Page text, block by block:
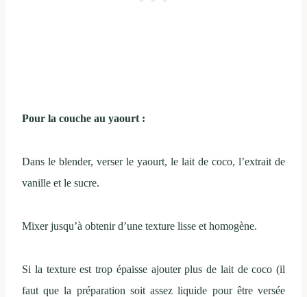
Pour la couche au yaourt :
Dans le blender, verser le yaourt, le lait de coco, l’extrait de
vanille et le sucre.
Mixer jusqu’à obtenir d’une texture lisse et homogène.
Si la texture est trop épaisse ajouter plus de lait de coco (il
faut que la préparation soit assez liquide pour être versée